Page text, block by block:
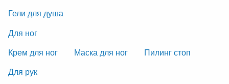
Гели для душа
Для ног
Крем для ног
Маска для ног
Пилинг стоп
Для рук